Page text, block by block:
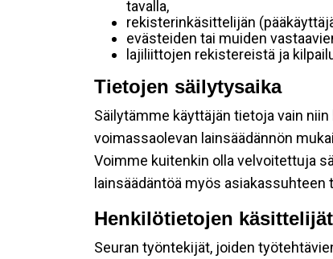
tavalla,
rekisterinkäsittelijän
evästeiden tai muiden
lajiliittojen rekistereistä ja
Tietojen säilytysaika
Säilytämme käyttäjän tietoja vain
voimassaolevan lainsäädännön
Voimme kuitenkin olla velvoitettuja
lainsäädäntöä myös
Henkilötietojen käsittelijät
Seuran työntekijät, joiden